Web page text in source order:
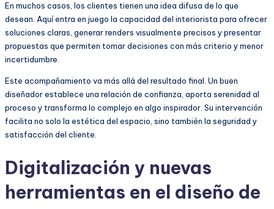
En muchos casos, los clientes tienen una idea difusa de lo que
desean. Aquí entra en juego la capacidad del interiorista para ofrecer
soluciones claras, generar renders visualmente precisos y presentar
propuestas que permiten tomar decisiones con más criterio y menor
incertidumbre.
Este acompañamiento va más allá del resultado final. Un buen
diseñador establece una relación de confianza, aporta serenidad al
proceso y transforma lo complejo en algo inspirador. Su intervención
facilita no solo la estética del espacio, sino también la seguridad y
satisfacción del cliente.
Digitalización y nuevas
herramientas en el diseño de